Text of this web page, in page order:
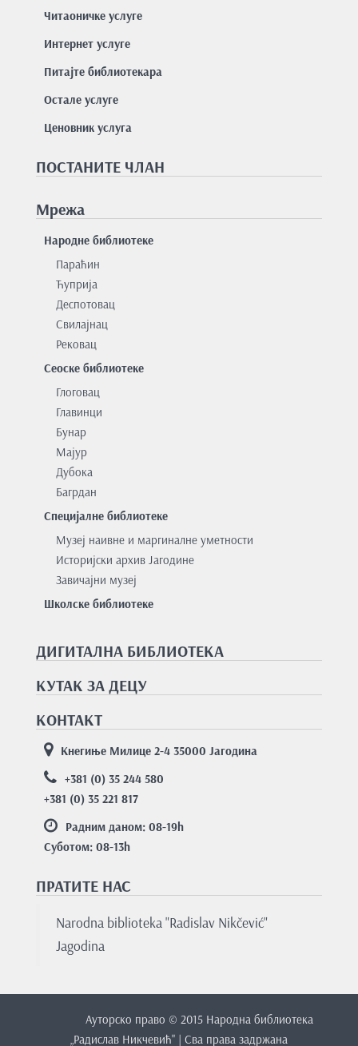
Читаоничке услуге
Интернет услуге
Питајте библиотекара
Остале услуге
Ценовник услуга
ПОСТАНИТЕ ЧЛАН
Мрежа
Народне библиотеке
Параћин
Ћуприја
Деспотовац
Свилајнац
Рековац
Сеоске библиотеке
Глоговац
Главинци
Бунар
Мајур
Дубока
Багрдан
Специјалне библиотеке
Музеј наивне и маргиналне уметности
Историјски архив Јагодине
Завичајни музеј
Школске библиотеке
ДИГИТАЛНА БИБЛИОТЕКА
КУТАК ЗА ДЕЦУ
КОНТАКТ
Кнегиње Милице 2-4 35000 Јагодина
+381 (0) 35 244 580
+381 (0) 35 221 817
Радним даном: 08-19h
Суботом: 08-13h
ПРАТИТЕ НАС
Nаrodnа bibliotekа "Rаdislаv Nikčević"
Jаgodinа
Ауторско право © 2015 Народна библиотека
„Радислав Никчевић" | Сва права задржана